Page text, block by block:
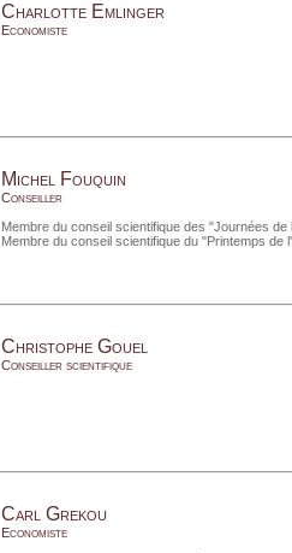
Charlotte Emlinger
Economiste
Michel Fouquin
Conseiller
Membre du conseil scientifique des "Journées de
Membre du conseil scientifique du "Printemps de
Christophe Gouel
Conseiller scientifique
Carl Grekou
Economiste